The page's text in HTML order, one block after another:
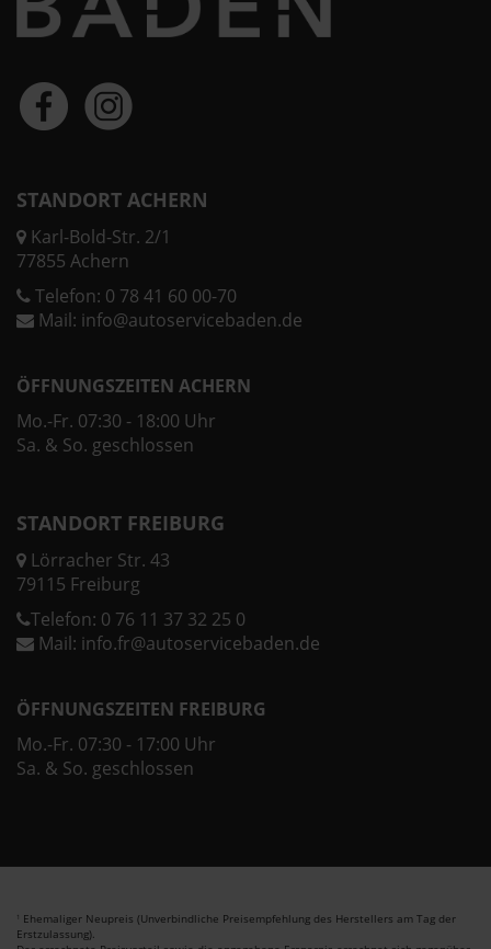
STANDORT ACHERN
Karl-Bold-Str. 2/1
77855 Achern
Telefon: 0 78 41 60 00-70
Mail: info@autoservicebaden.de
ÖFFNUNGSZEITEN ACHERN
Mo.-Fr. 07:30 - 18:00 Uhr
Sa. & So. geschlossen
STANDORT FREIBURG
Lörracher Str. 43
79115 Freiburg
Telefon: 0 76 11 37 32 25 0
Mail: info.fr@autoservicebaden.de
ÖFFNUNGSZEITEN FREIBURG
Mo.-Fr. 07:30 - 17:00 Uhr
Sa. & So. geschlossen
1 Ehemaliger Neupreis (Unverbindliche Preisempfehlung des Herstellers am Tag der
Erstzulassung).